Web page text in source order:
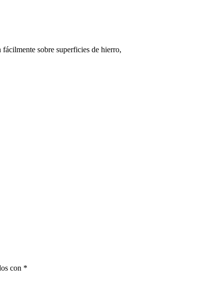
sobre superficies de hierro,
con *